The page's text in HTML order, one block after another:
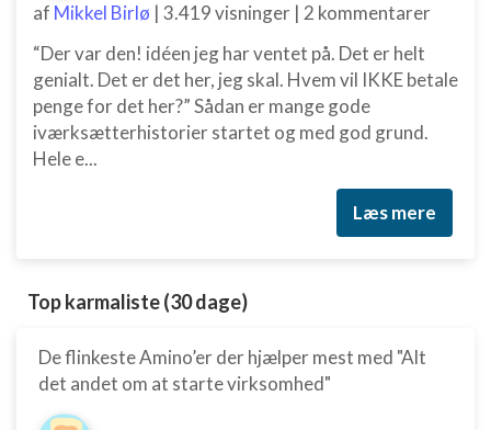
af Mikkel Birlø | 3.419 visninger | 2 kommentarer
“Der var den! idéen jeg har ventet på. Det er helt
genialt. Det er det her, jeg skal. Hvem vil IKKE betale
penge for det her?” Sådan er mange gode
iværksætterhistorier startet og med god grund.
Hele e...
Læs mere
Top karmaliste (30 dage)
De flinkeste Amino’er der hjælper mest med "Alt
det andet om at starte virksomhed"